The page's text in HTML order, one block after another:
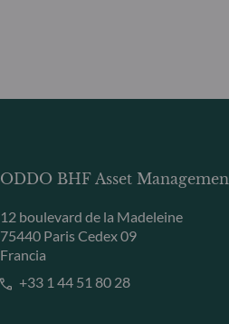
ODDO BHF Asset
12 boulevard de la Madeleine
75440 Paris Cedex 09
Francia
+33 1 44 51 80 28